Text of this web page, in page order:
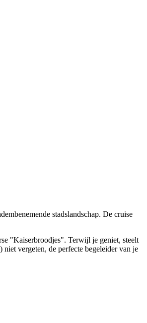
stadslandschap. De cruise
"Kaiserbroodjes". Terwijl je geniet, steelt
vergeten, de perfecte begeleider van je